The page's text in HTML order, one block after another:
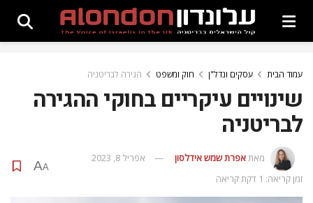
עמוד הבית עסקים ונדל"ן חוק ומשפט הגירה לבריטניה
שינויים עיקריים בחוקי ההגירה
לבריטניה
מאתאפרת‭ ‬שמש‭ ‬אידלסון
אפריל 8, 2023
זמן קריאה: 1 דקת קריאה
A
A